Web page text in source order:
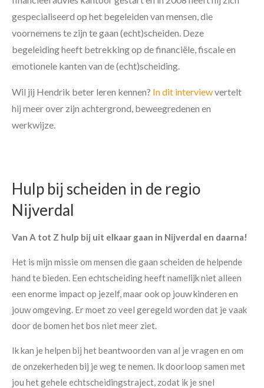
gespecialiseerd op het begeleiden van mensen, die
voornemens te zijn te gaan (echt)scheiden. Deze
begeleiding heeft betrekking op de financiële, fiscale en
emotionele kanten van de (echt)scheiding.
Wil jij Hendrik beter leren kennen? In dit interviewvertelt
hij meer over zijn achtergrond, beweegredenen en
werkwijze.
Hulp bij scheiden in de regio
Nijverdal
Van A tot Z hulp bij uit elkaar gaan in Nijverdal en daarna!
Het is mijn missie om mensen die gaan scheiden de helpende
hand te bieden. Een echtscheiding heeft namelijk niet alleen
een enorme impact op jezelf, maar ook op jouw kinderen en
jouw omgeving. Er moet zo veel geregeld worden dat je vaak
door de bomen het bos niet meer ziet.
Ik kan je helpen bij het beantwoorden van al je vragen en om
de onzekerheden bij je weg te nemen. Ik doorloop samen met
jou het gehele echtscheidingstraject, zodat ik je snel